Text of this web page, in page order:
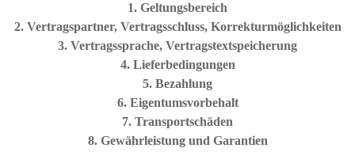
1. Geltungsbereich
2. Vertragspartner, Vertragsschluss, Korrekturmöglichkeiten
3. Vertragssprache, Vertragstextspeicherung
4. Lieferbedingungen
5. Bezahlung
6. Eigentumsvorbehalt
7. Transportschäden
8. Gewährleistung und Garantien